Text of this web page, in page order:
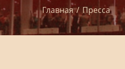
Главная / Пресса